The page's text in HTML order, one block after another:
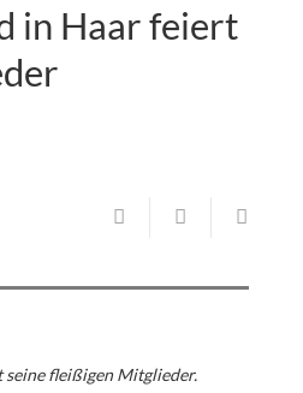
in Haar feiert
fleißigen Mitglieder.